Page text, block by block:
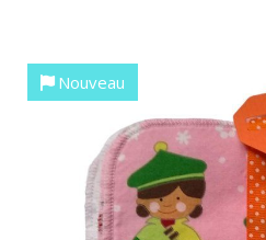
Nouveau